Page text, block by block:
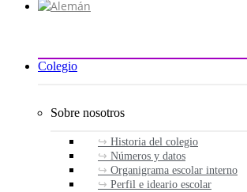
Colegio
Sobre nosotros
Historia del colegio
Números y datos
Organigrama escolar interno
Perfil e ideario escolar